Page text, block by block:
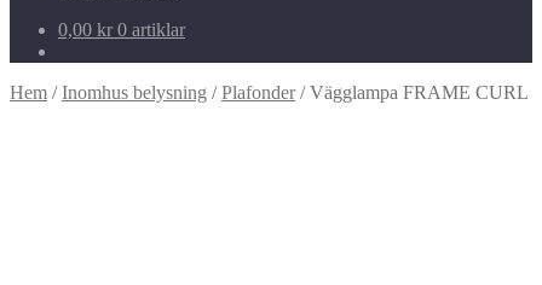
0,00 kr 0 artiklar
Hem /Inomhus belysning /Plafonder/Vägglampa FRAME CURL